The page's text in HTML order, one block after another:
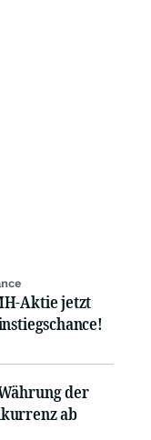
Aktie jetzt
der
ab